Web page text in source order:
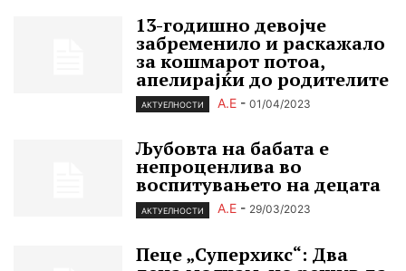
13-годишно девојче
забременило и раскажало
за кошмарот потоа,
апелирајќи до родителите
АКТУЕЛНОСТИ А.Е - 01/04/2023
Љубовта на бабата е
непроценлива во
воспитувањето на децата
АКТУЕЛНОСТИ А.Е - 29/03/2023
Пеце „Cуперхикс“: Два